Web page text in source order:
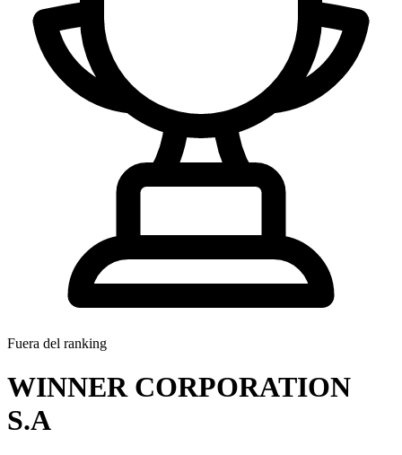
Fuera del ranking
WINNER CORPORATION
S.A